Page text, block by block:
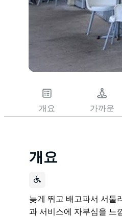
개요 가까운
개요
늦게 뛰고 배고파서 서둘
과 서비스에 자부심을